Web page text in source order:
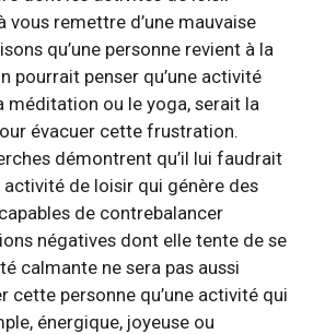
vous remettre d’une mauvaise
qu’une personne revient à la
pourrait penser qu’une activité
méditation ou le yoga, serait la
évacuer cette frustration.
démontrent qu’il lui faudrait
de loisir qui génère des
de contrebalancer
négatives dont elle tente de se
calmante ne sera pas aussi
cette personne qu’une activité qui
énergique, joyeuse ou